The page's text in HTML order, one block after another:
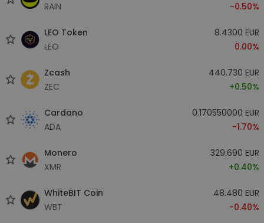
RAIN
-0.50%
LEO Token
LEO
8.4300 EUR
0.00%
Zcash
ZEC
440.730 EUR
+0.50%
Cardano
ADA
0.170550000 EUR
-1.70%
Monero
XMR
329.690 EUR
+0.40%
WhiteBIT Coin
WBT
48.480 EUR
-0.40%